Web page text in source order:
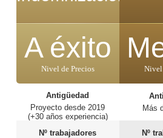
A éxito
Nivel de Precios
Antigüedad
Proyecto desde 2019
(+30 años experiencia)
Nº trabajadores
Nivel
Más
Nº